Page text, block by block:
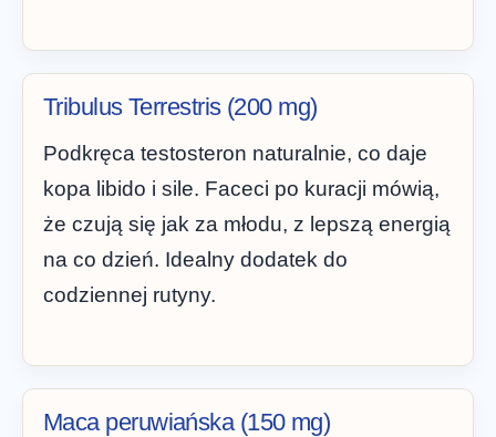
Tribulus Terrestris (200 mg)
Podkręca testosteron naturalnie, co daje
kopa libido i sile. Faceci po kuracji mówią,
że czują się jak za młodu, z lepszą energią
na co dzień. Idealny dodatek do
codziennej rutyny.
Maca peruwiańska (150 mg)